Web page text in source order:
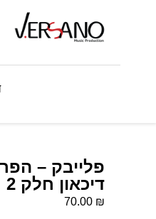
פלייבק –
דיכאון חלק 2
70.00 ₪